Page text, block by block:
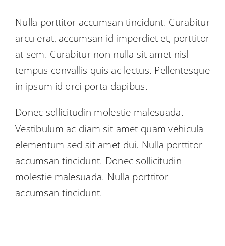
Nulla porttitor accumsan tincidunt. Curabitur
arcu erat, accumsan id imperdiet et, porttitor
at sem. Curabitur non nulla sit amet nisl
tempus convallis quis ac lectus. Pellentesque
in ipsum id orci porta dapibus.
Donec sollicitudin molestie malesuada.
Vestibulum ac diam sit amet quam vehicula
elementum sed sit amet dui. Nulla porttitor
accumsan tincidunt. Donec sollicitudin
molestie malesuada. Nulla porttitor
accumsan tincidunt.